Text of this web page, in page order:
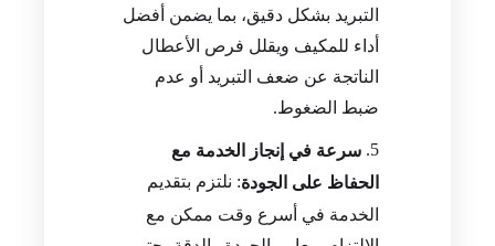
التبريد بشكل دقيق، بما يضمن أفضل
أداء للمكيف ويقلل فرص الأعطال
الناتجة عن ضعف التبريد أو عدم
ضبط الضغوط.
سرعة في إنجاز الخدمة مع
الحفاظ على الجودة: نلتزم بتقديم
الخدمة في أسرع وقت ممكن مع